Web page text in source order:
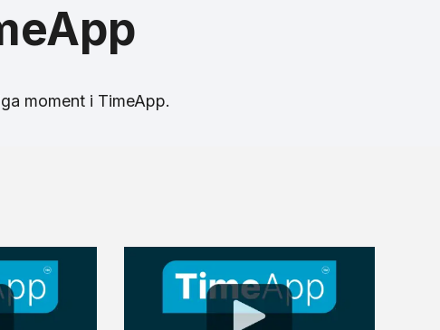
moment i TimeApp.